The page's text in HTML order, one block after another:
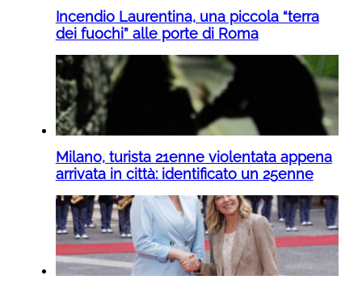
Incendio Laurentina, una piccola “terra
dei fuochi” alle porte di Roma
Milano, turista 21enne violentata appena
arrivata in città: identificato un 25enne